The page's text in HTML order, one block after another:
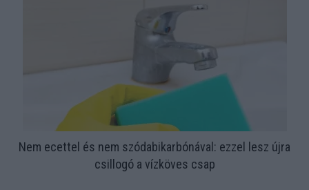
Nem ecettel és nem szódabikarbónával: ezzel lesz újra
csillogó a vízköves csap